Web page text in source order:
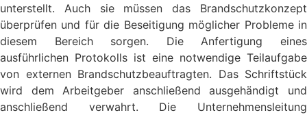
unterstellt. Auch sie müssen das Brandschutzkonzept
überprüfen und für die Beseitigung möglicher Probleme in
diesem Bereich sorgen. Die Anfertigung eines
ausführlichen Protokolls ist eine notwendige Teilaufgabe
von externen Brandschutzbeauftragten. Das Schriftstück
wird dem Arbeitgeber anschließend ausgehändigt und
anschließend verwahrt. Die Unternehmensleitung